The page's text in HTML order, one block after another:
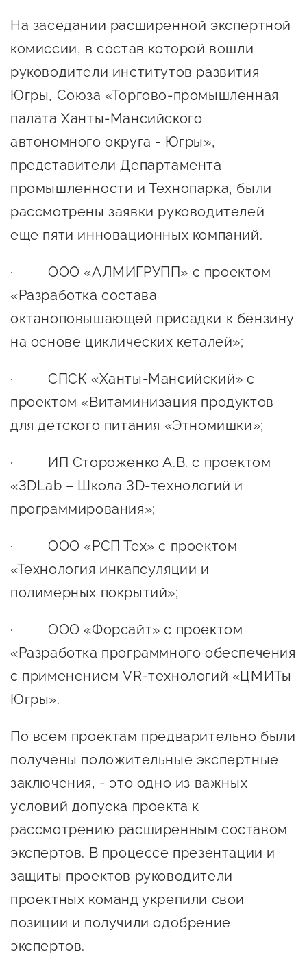
бизнеса
Каталог югорских франшиз
Самозанятому
Новости УФНС
Каталог грантов
Конкурсы для
предпринимателей
Сообщить о нарушении
АвтоУСН
Иностранным гражданам
Сервисы для бизнеса
О фонде
Общая информация
Органы управления и надзора
Документы
Контакты
Вакансии
На заседании расширенной экспертной
комиссии, в состав которой вошли
руководители институтов развития
Югры, Союза «Торгово-промышленная
палата Ханты-Мансийского
автономного округа - Югры»,
представители Департамента
промышленности и Технопарка, были
рассмотрены заявки руководителей
еще пяти инновационных компаний.
· ООО «АЛМИГРУПП» с проектом
«Разработка состава
октаноповышающей присадки к бензину
на основе циклических кеталей»;
· СПСК «Ханты-Мансийский» с
проектом «Витаминизация продуктов
для детского питания «Этномишки»;
· ИП Стороженко А.В. с проектом
«3DLab – Школа 3D-технологий и
программирования»;
· ООО «РСП Тех» с проектом
«Технология инкапсуляции и
полимерных покрытий»;
· ООО «Форсайт» с проектом
«Разработка программного обеспечения
с применением VR-технологий «ЦМИТы
Югры».
По всем проектам предварительно были
получены положительные экспертные
заключения, - это одно из важных
условий допуска проекта к
рассмотрению расширенным составом
экспертов. В процессе презентации и
защиты проектов руководители
проектных команд укрепили свои
позиции и получили одобрение
экспертов.